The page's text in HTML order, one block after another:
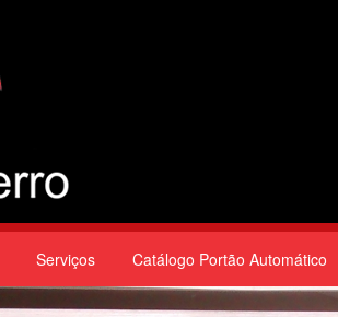
Serviços Catálogo Portão Automático